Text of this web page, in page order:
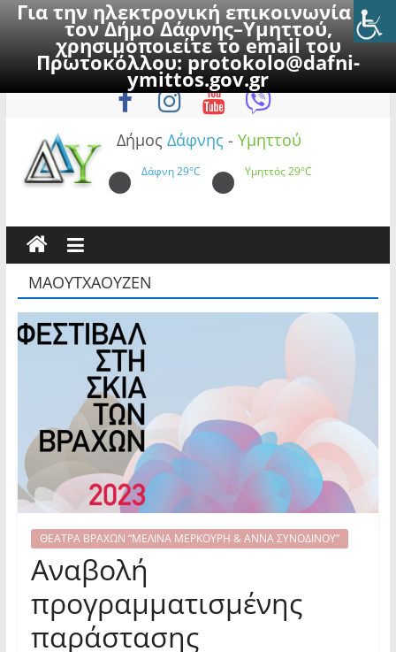
Για την ηλεκτρονική επικοινωνία με
τον Δήμο Δάφνης–Υμηττού,
χρησιμοποιείτε το email του
Πρωτοκόλλου:protokolo@dafni-
ymittos.gov.gr
to
Κυριακή, 9 Αυγούστου 2026
Δήμος Δάφνης - Υμηττού
Δάφνη29°C Υμηττός29°C
ΜΑΟΥΤΧΑΟΥΖΕΝ
ΘΕΑΤΡΑ ΒΡΑΧΩΝ “ΜΕΛΙΝΑ ΜΕΡΚΟΥΡΗ & ΑΝΝΑ ΣΥΝΟΔΙΝΟΥ”
Αναβολή
προγραμματισμένης
παράστασης